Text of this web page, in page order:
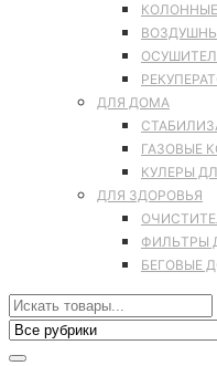
КОЛОННЫЕ
ДЛЯ ДОМА
ГАЗОВЫЕ
КУЛЕРЫ
ДЛЯ ЗДОРОВЬЯ
ФИЛЬТРЫ
БЕГОВЫЕ